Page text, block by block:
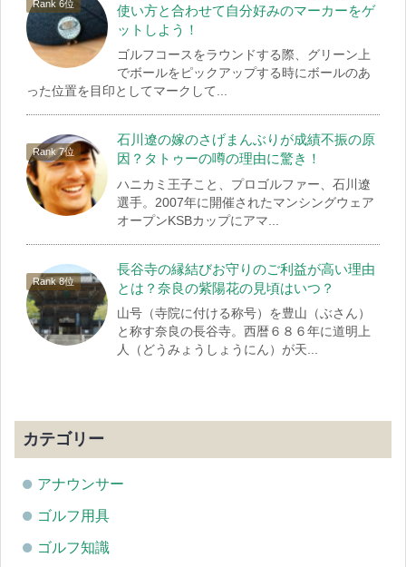
使い方と合わせて自分好みのマーカーをゲ
ットしよう！
ゴルフコースをラウンドする際、グリーン上
でボールをピックアップする時にボールのあ
った位置を目印としてマークして...
石川遼の嫁のさげまんぶりが成績不振の原
因？タトゥーの噂の理由に驚き！
ハニカミ王子こと、プロゴルファー、石川遼
選手。2007年に開催されたマンシングウェア
オープンKSBカップにアマ...
長谷寺の縁結びお守りのご利益が高い理由
とは？奈良の紫陽花の見頃はいつ？
山号（寺院に付ける称号）を豊山（ぶさん）
と称す奈良の長谷寺。西暦６８６年に道明上
人（どうみょうしょうにん）が天...
カテゴリー
アナウンサー
ゴルフ用具
ゴルフ知識